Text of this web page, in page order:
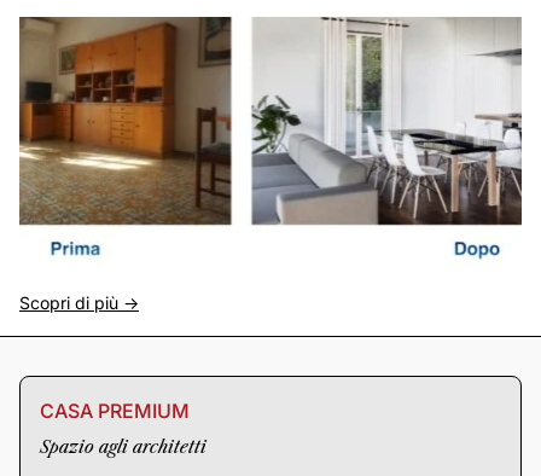
Scopri di più ->
CASA PREMIUM
Spazio agli architetti